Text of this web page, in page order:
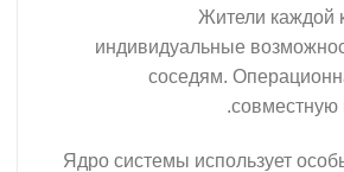
Жители каждой
индивидуальные
соседям.
совместную
Ядро системы использует